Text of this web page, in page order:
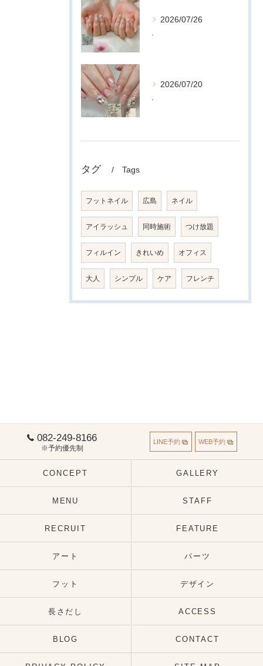
2026/07/26
2026/07/20
タグ Tags
フットネイル 広島 ネイル
アイラッシュ 同時施術 つけ放題
フィルイン きれいめ オフィス
大人 シンプル ケア フレンチ
082-249-8166
※予約優先制
LINE予約 WEB予約
CONCEPT GALLERY
MENU STAFF
RECRUIT FEATURE
アート パーツ
フット デザイン
長さだし ACCESS
BLOG CONTACT